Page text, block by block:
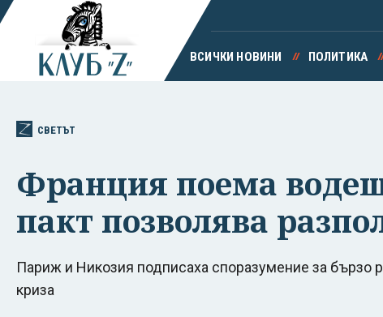
ВСИЧКИ НОВИНИ ПОЛИТИКА
СВЕТЪТ
Франция поема
пакт позволява
Париж и Никозия подписаха споразумение за бързо
криза